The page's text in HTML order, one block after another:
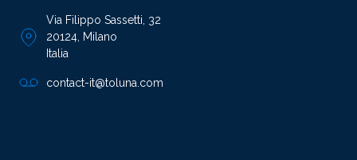
Via Filippo Sassetti, 32
20124, Milano
Italia
contact-it@toluna.com